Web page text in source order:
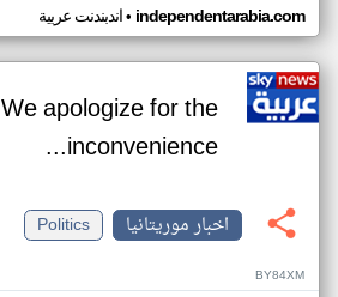
اندبندنت عربية• independentarabia.com
We apologize for the
inconvenience...
اخبار موريتانيا
Politics
BY84XM